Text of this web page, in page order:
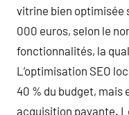
vitrine bien optimisée
000 euros, selon le
fonctionnalités, la
L’optimisation SEO
40 % du budget, mais
acquisition payante.